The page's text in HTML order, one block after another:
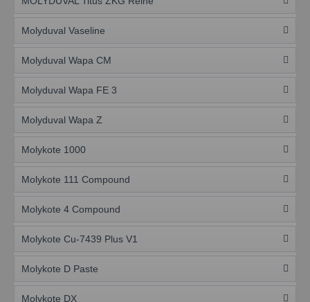
Molyduval Vaseline
Molyduval Wapa CM
Molyduval Wapa FE 3
Molyduval Wapa Z
Molykote 1000
Molykote 111 Compound
Molykote 4 Compound
Molykote Cu-7439 Plus V1
Molykote D Paste
Molykote DX